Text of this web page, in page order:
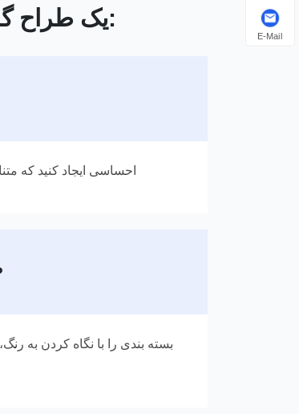
یک طراح گرافیک وظایف زیر را برای بسته بندی محصولات انجام می دهد:
احساسی ایجاد کنید که
بسته بندی را با نگاه کردن به
E-Mail